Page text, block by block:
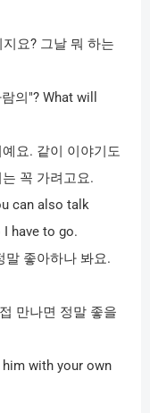
지요? 그날 뭐 하는
의 "? What will
요. 같이 이야기도
꼭 가려고요.
can also talk
have to go.
말 좋아하나 봐요.
만나면 정말 좋을
with your own